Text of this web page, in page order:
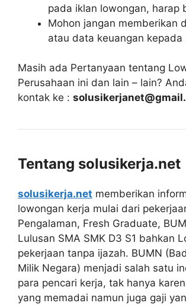
pada iklan lowongan, harap
Mohon jangan memberikan
atau data keuangan kepada
Masih ada Pertanyaan tentang
Perusahaan ini dan lain – lain?
kontak ke :
Tentang solusikerja.net
solusikerja.net memberikan
lowongan kerja mulai dari
Pengalaman, Fresh Graduate,
Lulusan SMA SMK D3 S1 bahkan
pekerjaan tanpa ijazah. BUMN
Milik Negara) menjadi salah satu
para pencari kerja, tak hanya
yang memadai namun juga gaji